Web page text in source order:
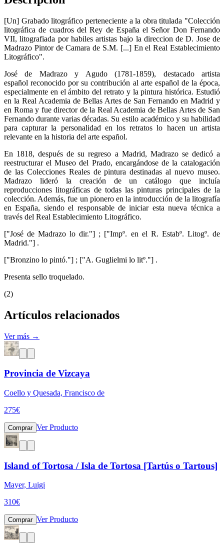
[Un] Grabado litográfico perteneciente a la obra titulada "Colección
litográfica de cuadros del Rey de España el Señor Don Fernando
VII, litografiada por habiles artistas bajo la direccion de D. Jose de
Madrazo Pintor de Camara de S.M. [...] En el Real Establecimiento
Litográfico".
José de Madrazo y Agudo (1781-1859), destacado artista
español reconocido por su contribución al arte español de la época,
especialmente en el ámbito del retrato y la pintura histórica. Estudió
en la Real Academia de Bellas Artes de San Fernando en Madrid y
en Roma y fue director de la Real Academia de Bellas Artes de San
Fernando durante varias décadas. Su estilo académico y su habilidad
para capturar la personalidad en los retratos lo hacen un artista
relevante en la historia del arte español.
En 1818, después de su regreso a Madrid, Madrazo se dedicó a
reestructurar el Museo del Prado, encargándose de la catalogación
de las Colecciones Reales de pintura destinadas al nuevo museo.
Madrazo lideró la creación de un catálogo que incluía
reproducciones litográficas de todas las pinturas principales de la
colección. Además, fue un pionero en la introducción de la litografía
en España, siendo el responsable de iniciar esta nueva técnica a
través del Real Establecimiento Litográfico.
["José de Madrazo lo dir."] ; ["Impº. en el R. Estabº. Litogº. de
Madrid."] .
["Bronzino lo pintó."] ; ["A. Guglielmi lo litº."] .
Presenta sello troquelado.
(2)
Artículos relacionados
Ver más →
Provincia de Vizcaya
Coello y Quesada, Francisco de
275€
Comprar Ver Producto
Island of Tortosa / Isla de Tortosa [Tartús o Tartous]
Mayer, Luigi
310€
Comprar Ver Producto